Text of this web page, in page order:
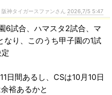
神タイガースファンさん 2026,7/5 5:47
6試合、ハマスタ2試合、マ
なり、このうち甲子園の1試
日間あるし、CSは10月10日
裕あるかと